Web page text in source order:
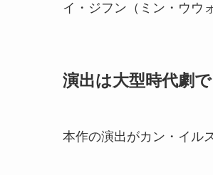
イ・ジフン（ミン・ウ
演出は大型時代劇
本作の演出がカン・イル